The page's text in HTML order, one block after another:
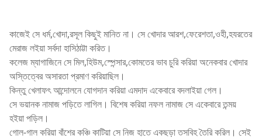
কাজেই সে ধর্ম,খোদা,রসূল কিছুই মানিত না। সে খোদার আরশ,ফেরেশতা,ওহী,হযরতের
মেরাজ লইয়া সর্বদা হাসিঠাট্টা করিত।
কলেজ ম্যাগাজিনে সে মিল,হিউম,স্পেন্সার,কোমতের ভাব চুরি করিয়া অনেকবার খোদার
অস্তিত্বের অসারতা প্রমাণ করিয়াছিল।
কিন্তু খেলাফৎ আন্দোলনে যোগদান করিয়া এমদাদ একেবারে বদলাইয়া গেল।
সে ভয়ানক নামাজ পড়িতে লাগিল। বিশেষ করিয়া নফল নামাজ সে একেবারে তন্ময়
হইয়া পড়িল।
গোল-গাল করিয়া বাঁশের কঞ্চি কাটিয়া সে নিজ হাতে একছড়া তসবিহ তৈরি করিল। সেই